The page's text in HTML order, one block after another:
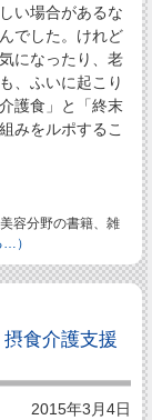
い場合があるな
でした。けれど
になったり、老
、ふいに起こり
護食」と「終末
みをルポするこ
容分野の書籍、雑
…）
食介護支援
2015年3月4日